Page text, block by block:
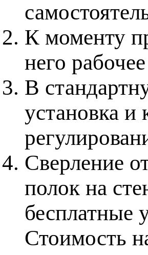
К моменту
него
В
установка и
Сверление
полок на
бесплатные
Стоимость